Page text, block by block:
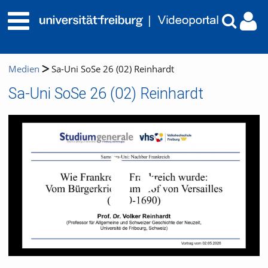
Medien Sa-Uni SoSe 26 (02) Reinhardt
Sa-Uni SoSe 26 (02) Reinhardt